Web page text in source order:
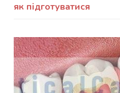
як підготуватися